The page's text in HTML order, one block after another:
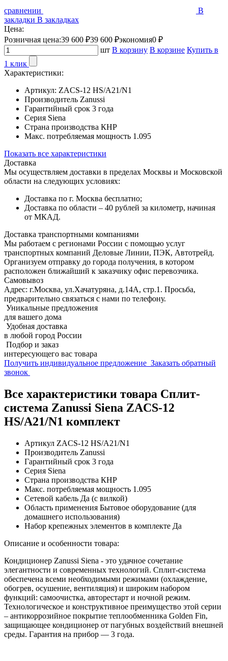
сравнении
В
закладки В закладках
Цена:
Розничная цена:39 600 ₽39 600 ₽экономия0 ₽
шт В корзину В корзине Купить в
1 клик
Характеристики:
Артикул: ZACS-12 HS/A21/N1
Производитель Zanussi
Гарантийный срок 3 года
Серия Siena
Страна производства КНР
Макс. потребляемая мощность 1.095
Показать все характеристики
Доставка
Мы осуществляем доставки в пределах Москвы и Московской
области на следующих условиях:
Доставка по г. Москва бесплатно;
Доставка по области – 40 рублей за километр, начиная
от МКАД.
Доставка транспортными компаниями
Мы работаем с регионами России с помощью услуг
транспортных компаний Деловые Линии, ПЭК, Автотрейд.
Организуем отправку до города получения, в котором
расположен ближайший к заказчику офис перевозчика.
Самовывоз
Адрес: г.Москва, ул.Хачатуряна, д.14А, стр.1. Просьба,
предварительно связаться с нами по телефону.
Уникальные предложения
для вашего дома
Удобная доставка
в любой город России
Подбор и заказ
интересующего вас товара
Получить индивидуальное предложение Заказать обратный
звонок
Все характеристики товара Сплит-
система Zanussi Siena ZACS-12
HS/A21/N1 комплект
Артикул ZACS-12 HS/A21/N1
Производитель Zanussi
Гарантийный срок 3 года
Серия Siena
Страна производства КНР
Макс. потребляемая мощность 1.095
Сетевой кабель Да (с вилкой)
Область применения Бытовое оборудование (для
домашнего использования)
Набор крепежных элементов в комплекте Да
Описание и особенности товара:
Кондиционер Zanussi Siena - это удачное сочетание
элегантности и современных технологий. Сплит-система
обеспечена всеми необходимыми режимами (охлаждение,
обогрев, осушение, вентиляция) и широким набором
функций: самоочистка, авторестарт и ночной режим.
Технологическое и конструктивное преимущество этой серии
– антикоррозийное покрытие теплообменника Golden Fin,
защищающее кондиционер от пагубных воздействий внешней
среды. Гарантия на прибор — 3 года.